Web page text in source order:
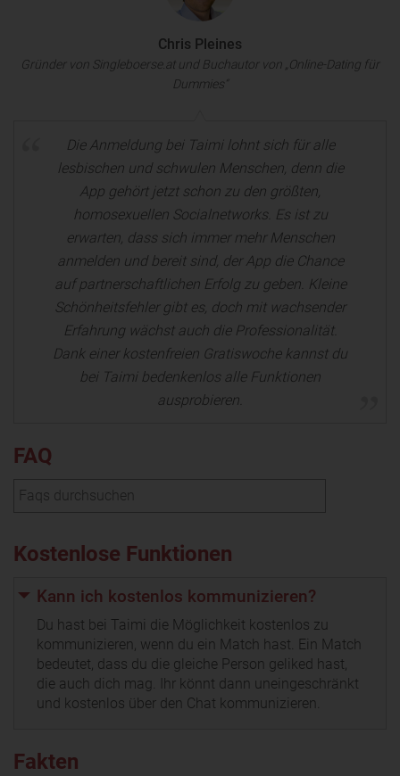
Chris Pleines
Gründer von Singleboerse.at und Buchautor von „Online-Dating für
Dummies“
Die Anmeldung bei Taimi lohnt sich für alle
lesbischen und schwulen Menschen, denn die
App gehört jetzt schon zu den größten,
homosexuellen Socialnetworks. Es ist zu
erwarten, dass sich immer mehr Menschen
anmelden und bereit sind, der App die Chance
auf partnerschaftlichen Erfolg zu geben. Kleine
Schönheitsfehler gibt es, doch mit wachsender
Erfahrung wächst auch die Professionalität.
Dank einer kostenfreien Gratiswoche kannst du
bei Taimi bedenkenlos alle Funktionen
ausprobieren.
FAQ
Kostenlose Funktionen
Kann ich kostenlos kommunizieren?
Du hast bei Taimi die Möglichkeit kostenlos zu
kommunizieren, wenn du ein Match hast. Ein Match
bedeutet, dass du die gleiche Person geliked hast,
die auch dich mag. Ihr könnt dann uneingeschränkt
und kostenlos über den Chat kommunizieren.
Fakten